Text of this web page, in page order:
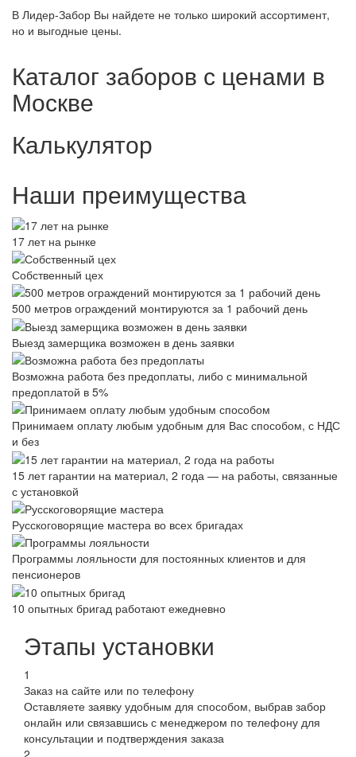
В Лидер-Забор Вы найдете не только широкий ассортимент,
но и выгодные цены.
Каталог заборов с ценами в
Москве
Калькулятор
Наши преимущества
17 лет на рынке
Собственный цех
500 метров ограждений монтируются за 1 рабочий день
Выезд замерщика возможен в день заявки
Возможна работа без предоплаты, либо с минимальной
предоплатой в 5%
Принимаем оплату любым удобным для Вас способом, с НДС
и без
15 лет гарантии на материал, 2 года — на работы, связанные
с установкой
Русскоговорящие мастера во всех бригадах
Программы лояльности для постоянных клиентов и для
пенсионеров
10 опытных бригад работают ежедневно
Этапы установки
1
Заказ на сайте или по телефону
Оставляете заявку удобным для способом, выбрав забор
онлайн или связавшись с менеджером по телефону для
консультации и подтверждения заказа
2